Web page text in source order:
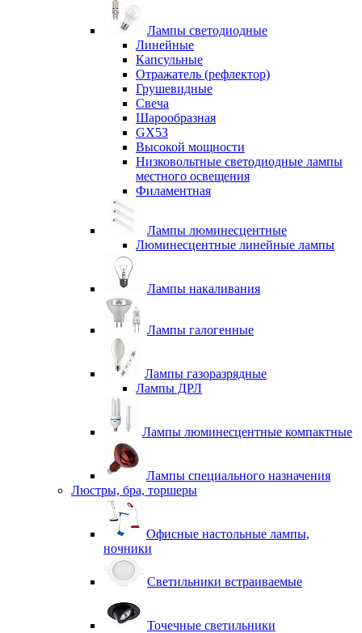
Лампы светодиодные
Линейные
Капсульные
Отражатель (рефлектор)
Грушевидные
Свеча
Шарообразная
GX53
Высокой мощности
Низковольтные светодиодные лампы
местного освещения
Филаментная
Лампы люминесцентные
Люминесцентные линейные лампы
Лампы накаливания
Лампы галогенные
Лампы газоразрядные
Лампы ДРЛ
Лампы люминесцентные компактные
Лампы специального назначения
Люстры, бра, торшеры
Офисные настольные лампы,
ночники
Светильники встраиваемые
Точечные светильники